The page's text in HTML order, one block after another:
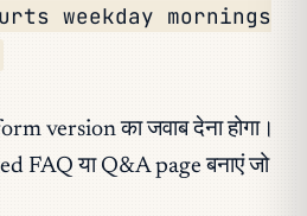
weekday mornings
version का जवाब देना होगा।
FAQ या Q&A page बनाएं जो